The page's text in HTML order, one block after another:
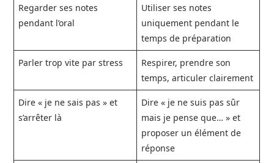
Regarder ses notes
pendant l’oral
Utiliser ses notes
uniquement pendant le
temps de préparation
Parler trop vite par stress
Respirer, prendre son
temps, articuler clairement
Dire « je ne sais pas » et
s’arrêter là
Dire « je ne suis pas sûr
mais je pense que… » et
proposer un élément de
réponse